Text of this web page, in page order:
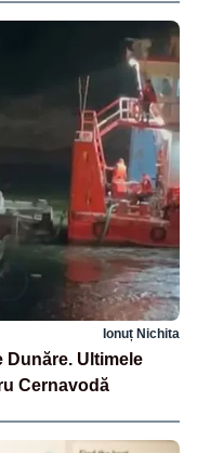
Ionuț Nichita
Ultimele
Cernavodă